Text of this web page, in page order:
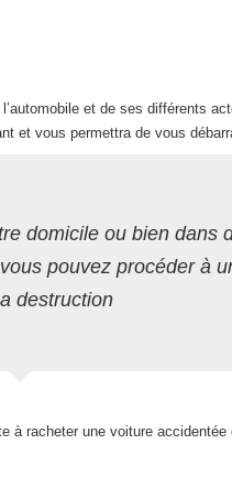
et de ses différents
et vous permettra de vous
domicile ou bien dans
pouvez procéder à
destruction
racheter une voiture